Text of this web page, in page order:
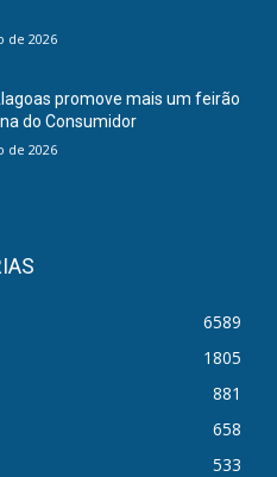
de 2026
promove mais um feirão
do Consumidor
de 2026
6589
1805
881
658
533